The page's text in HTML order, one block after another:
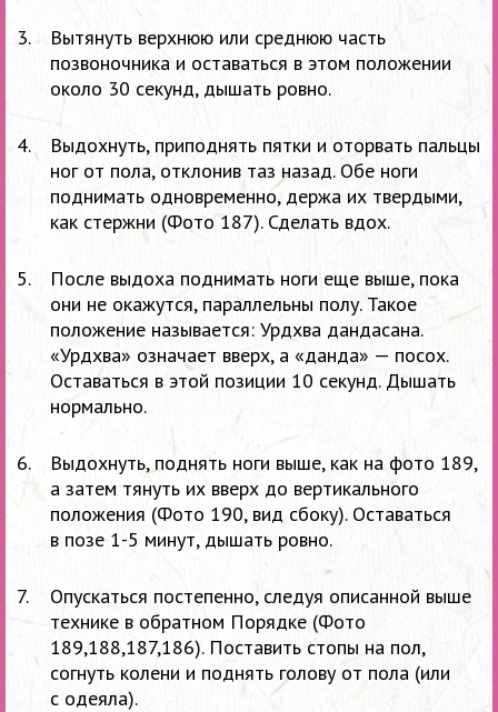
Вытянуть верхнюю или среднюю часть
позвоночника и оставаться в этом положении
около 30 секунд, дышать ровно.
Выдохнуть, приподнять пятки и оторвать пальцы
ног от пола, отклонив таз назад. Обе ноги
поднимать одновременно, держа их твердыми,
как стержни (Фото 187). Сделать вдох.
После выдоха поднимать ноги еще выше, пока
они не окажутся, параллельны полу. Такое
положение называется: Урдхва дандасана.
«Урдхва» означает вверх, а «данда» — посох.
Оставаться в этой позиции 10 секунд. Дышать
нормально.
Выдохнуть, поднять ноги выше, как на фото 189,
а затем тянуть их вверх до вертикального
положения (Фото 190, вид сбоку). Оставаться
в позе 1-5 минут,дышать ровно.
Опускаться постепенно, следуя описанной выше
технике в обратном Порядке (Фото
189,188,187,186). Поставить стопы на пол,
согнуть колени и поднять голову от пола (или
с одеяла).